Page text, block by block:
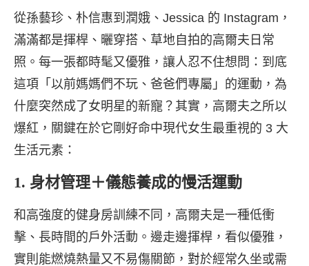
從孫藝珍、朴信惠到潤娥、Jessica 的 Instagram，
滿滿都是揮桿、曬穿搭、草地自拍的高爾夫日常
照。每一張都時髦又優雅，讓人忍不住想問：到底
這項「以前媽媽們不玩、爸爸們專屬」的運動，為
什麼突然成了女明星的新寵？其實，高爾夫之所以
爆紅，關鍵在於它剛好命中現代女生最重視的 3 大
生活元素：
1. 身材管理＋儀態養成的慢活運動
和高強度的健身房訓練不同，高爾夫是一種低衝
擊、長時間的戶外活動。邊走邊揮桿，看似優雅，
實則能燃燒熱量又不易傷關節，對於經常久坐或需